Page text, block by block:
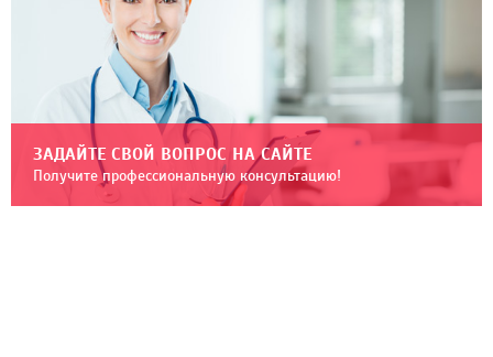
ЗАДАЙТЕ СВОЙ ВОПРОС НА САЙТЕ
Получите профессиональную консультацию!